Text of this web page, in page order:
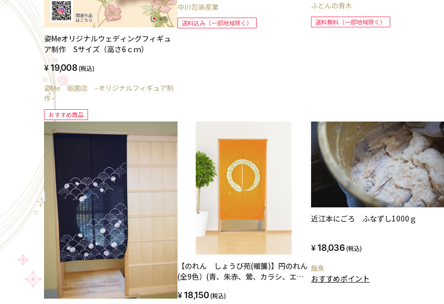
姿Meオリジナルウェディングフィギュ
ア制作 Sサイズ（高さ6ｃｍ）
19,008(税込)
姿Me 祇園店 ~オリジナルフィギュア制
作~
おすすめ商品
中川包装産業
送料込み（一部地域除く）
イド
ふとんの青木
送料無料（一部地域除く）
【のれん しょうび苑(暖簾)】円のれん
(全9色）(青、朱赤、鶯、カラシ、エン
風モダンで洋室にも合う、暖簾。ナチュ
18,150(税込)
近江本にごろ ふなずし1000ｇ
18,036(税込)
飯魚
おすすめポイント